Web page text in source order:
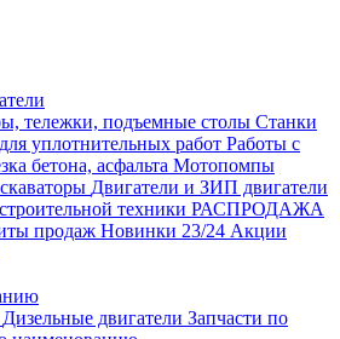
тележки, подъемные столы Станки
уплотнительных работ Работы с
бетона, асфальта Мотопомпы
Двигатели и ЗИП двигатели
техники РАСПРОДАЖА
продаж Новинки 23/24 Акции
Дизельные двигатели Запчасти по